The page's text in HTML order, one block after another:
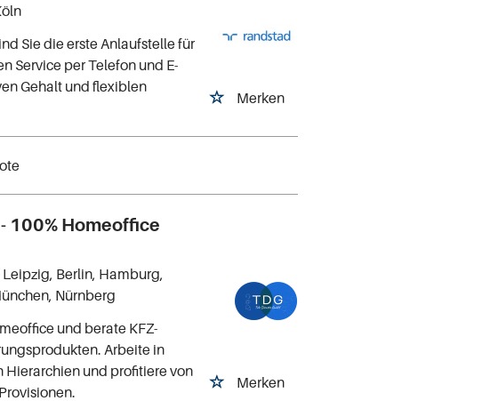
Merken
Sie die erste Anlaufstelle für
Service per Telefon und E-
Gehalt und flexiblen
100% Homeoffice
Merken
Leipzig, Berlin, Hamburg,
Nürnberg
und berate KFZ-
Arbeite in
und profitiere von